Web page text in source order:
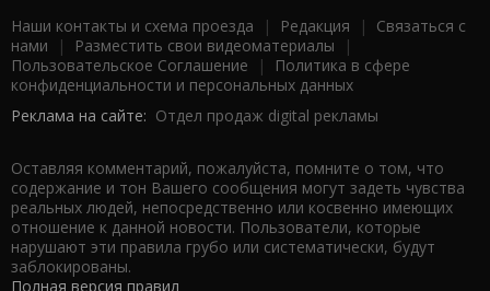
Наши контакты и схема проезда | Редакция | Связаться с
нами | Разместить свои видеоматериалы |
Пользовательское Соглашение |
Политика в сфере
конфиденциальности и персональных данных
Реклама на сайте: Отдел продаж digital рекламы
Оставляя комментарий, пожалуйста, помните о том, что
содержание и тон Вашего сообщения могут задеть чувства
реальных людей, непосредственно или косвенно имеющих
отношение к данной новости. Пользователи, которые
нарушают эти правила грубо или систематически, будут
заблокированы.
Полная версия правил